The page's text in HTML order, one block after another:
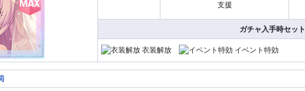
支援
ガチャ入手時セット
衣装解放 イベント特効